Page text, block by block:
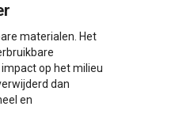
materialen. Het
op het milieu
dan
en